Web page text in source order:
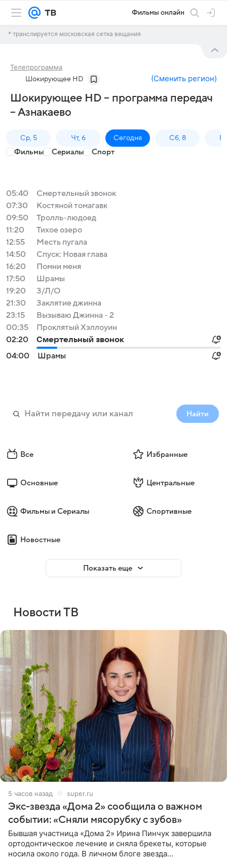
Фильмы онлайн
* транслируется московская сетка вещания
Телепрограмма
Шокирующее HD (Сменить регион)
Шокирующее HD – программа передач
– Азнакаево
Ср, 5 Чт, 6 Сегодня Сб, 8
Фильмы Сериалы Спорт
05:40
Смертельный звонок
07:30
Костяной томагавк
09:50
Тролль-людоед
11:20
Тихое озеро
12:55
Месть пугала
14:50
Спуск: Новая глава
16:20
Помни меня
17:50
Шрамы
19:20
З/Л/О
21:30
Заклятие джинна
23:15
Вызываю Джинна - 2
00:35
Проклятый Хэллоуин
02:20
Смертельный звонок
04:00
Шрамы
Найти
Все Избранные
Основные Центральные
Фильмы и Сериалы Спортивные
Новостные
Показать еще
Новости ТВ
5 часов назад super.ru
Экс-звезда «Дома 2» сообщила о важном
событии: «Сняли мясорубку с зубов»
Бывшая участница «Дома 2» Ирина Пинчук завершила
ортодонтическое лечение и сняла брекеты, которые
носила около года. В личном блоге звезда